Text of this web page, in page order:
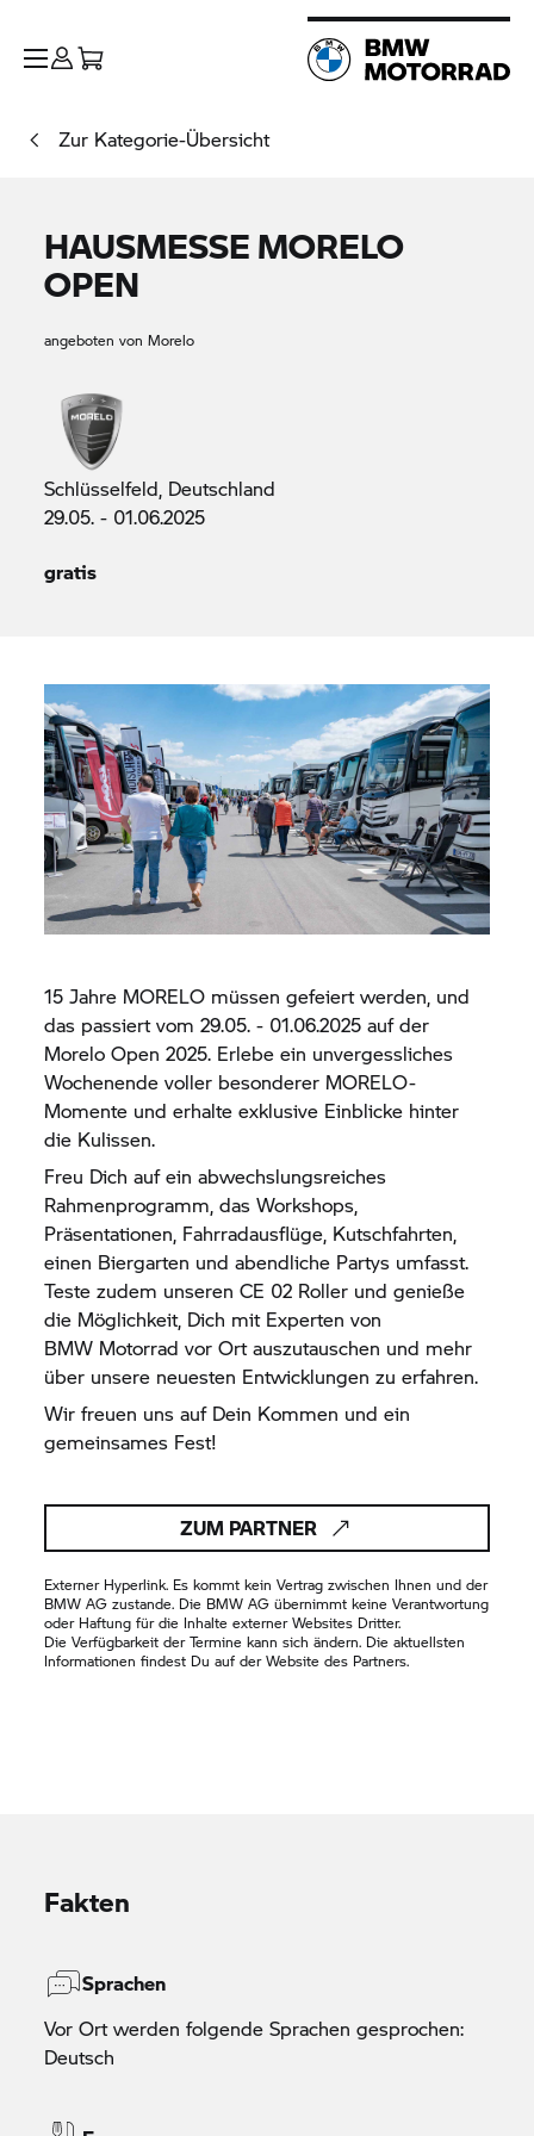
Zur Kategorie-Übersicht
HAUSMESSE MORELO
OPEN
angeboten von Morelo
Schlüsselfeld, Deutschland
29.05. - 01.06.2025
gratis
15 Jahre MORELO müssen gefeiert werden, und
das passiert vom 29.05. - 01.06.2025 auf der
Morelo Open 2025. Erlebe ein unvergessliches
Wochenende voller besonderer MORELO-
Momente und erhalte exklusive Einblicke hinter
die Kulissen.
Freu Dich auf ein abwechslungsreiches
Rahmenprogramm, das Workshops,
Präsentationen, Fahrradausflüge, Kutschfahrten,
einen Biergarten und abendliche Partys umfasst.
Teste zudem unserenCE 02 Roller und genieße
die Möglichkeit, Dich mit Experten von
BMW Motorrad vor Ort auszutauschen und mehr
über unsere neuesten Entwicklungen zu erfahren.
Wir freuen uns auf Dein Kommen und ein
gemeinsames Fest!
ZUM PARTNER
Externer Hyperlink. Es kommt kein Vertrag zwischen Ihnen und der
BMW AG zustande. Die BMW AG übernimmt keine Verantwortung
oder Haftung für die Inhalte externer Websites Dritter.
Die Verfügbarkeit der Termine kann sich ändern. Die aktuellsten
Informationen findest Du auf der Website des Partners.
Fakten
Sprachen
Vor Ort werden folgende Sprachen gesprochen:
Deutsch